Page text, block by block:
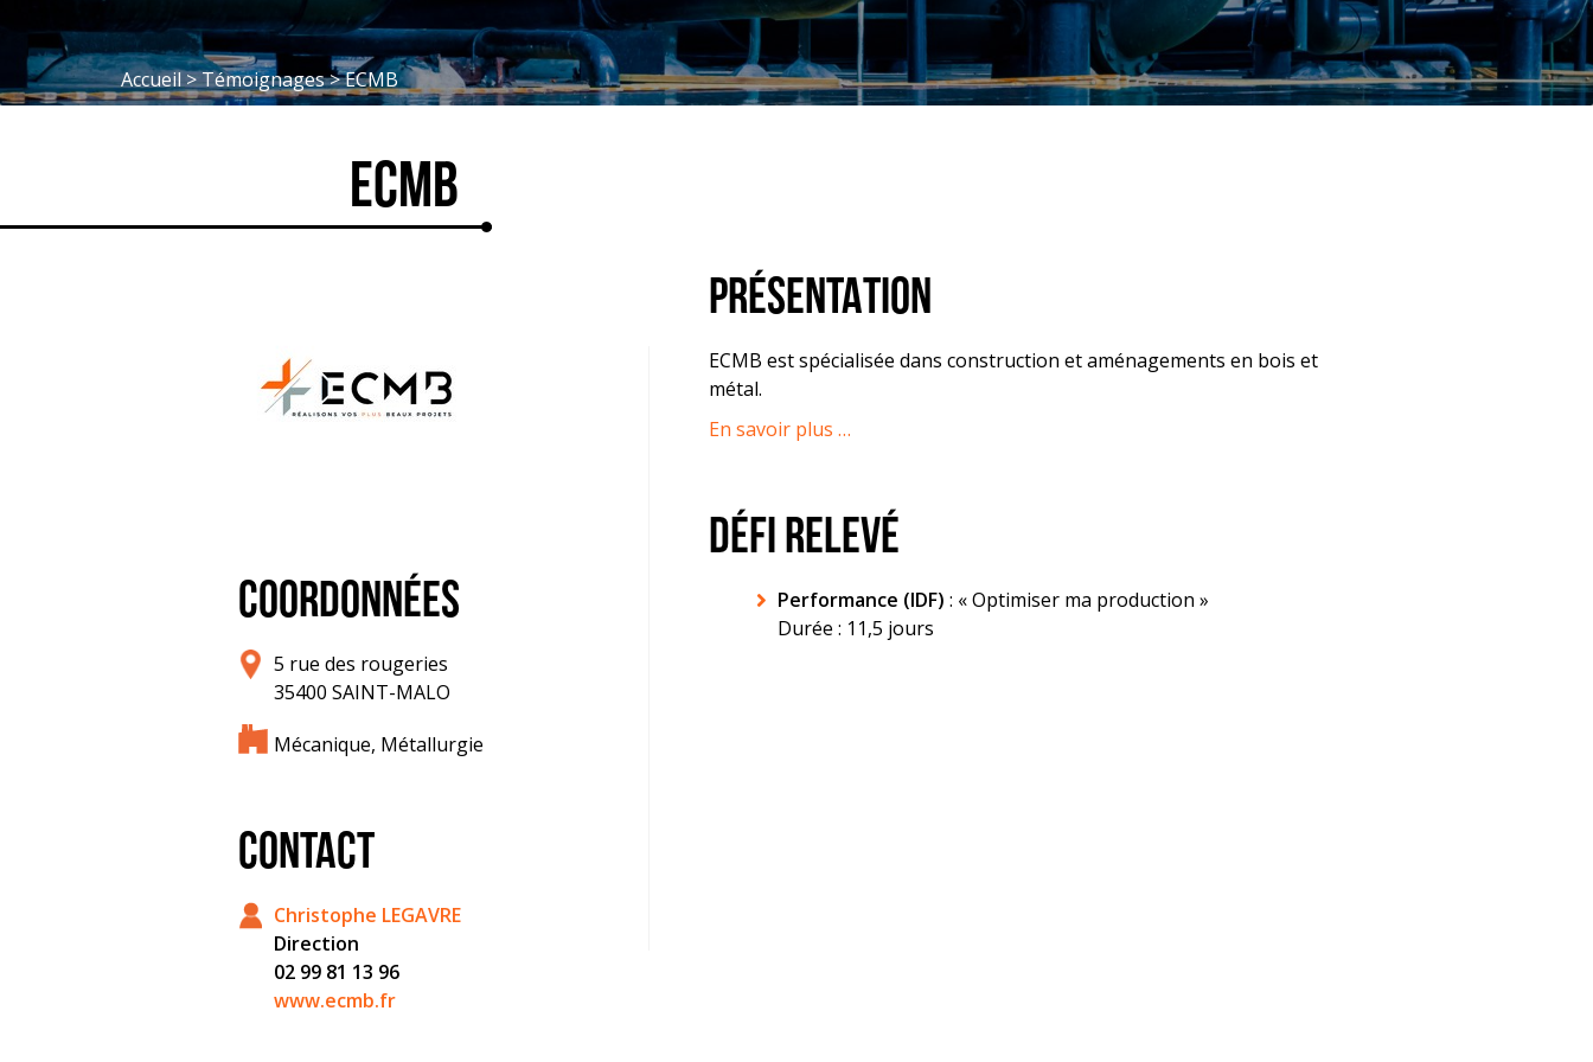
Accueil>Témoignages>ECMB
ECMB
COORDONNÉES
5 rue des rougeries
35400 SAINT-MALO
Mécanique, Métallurgie
CONTACT
Christophe LEGAVRE
Direction
02 99 81 13 96
www.ecmb.fr
PRÉSENTATION
ECMB est spécialisée dans construction et aménagements en bois et
métal.
En savoir plus …
DÉFI RELEVÉ
Performance (IDF) : « Optimiser ma production »
Durée : 11,5 jours